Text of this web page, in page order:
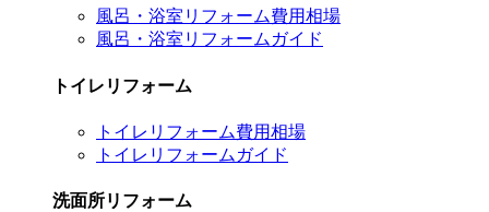
風呂・浴室リフォーム費用相場
風呂・浴室リフォームガイド
トイレリフォーム
トイレリフォーム費用相場
トイレリフォームガイド
洗面所リフォーム